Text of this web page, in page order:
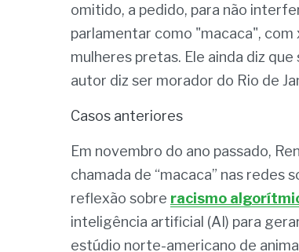
omitido, a pedido, para não
parlamentar como "macaca",
mulheres pretas. Ele ainda diz
autor diz ser morador do Rio de
Casos anteriores
Em novembro do ano passado,
chamada de “macaca” nas
reflexão sobre racismo
inteligência artificial (AI) para
estúdio norte-americano de